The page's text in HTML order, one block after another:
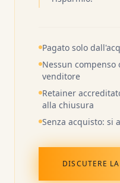
Pagato solo
Nessun
venditore
Retainer
alla chiusura
Senza acquisto: si
DISCUTERE